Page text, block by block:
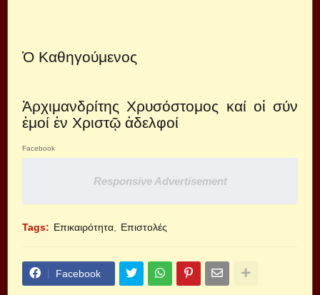
Ὁ Καθηγούμενος
Ἀρχιμανδρίτης Χρυσόστομος καί οἱ σύν
ἐμοί ἐν Χριστῷ ἀδελφοί
Facebook
Responsive Advertisement
Tags: Επικαιρότητα Επιστολές
Facebook